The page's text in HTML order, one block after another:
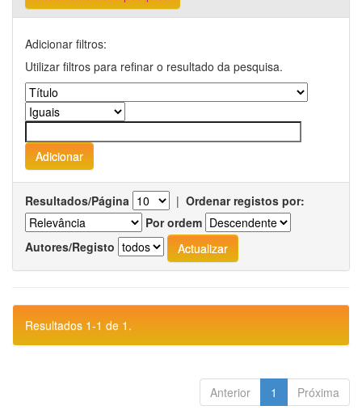
Adicionar filtros:
Utilizar filtros para refinar o resultado da pesquisa.
Resultados/Página | Ordenar registos por:
Por ordem
Autores/Registo
Resultados 1-1 de 1.
Anterior 1 Próxima